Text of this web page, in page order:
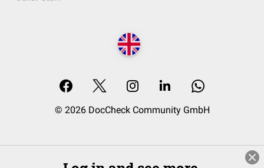
© 2026 DocCheck Community GmbH